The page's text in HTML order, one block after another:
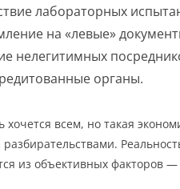
лабораторных
на «левые»
нелегитимных
органы.
хочется всем, но такая
из объективных факторов